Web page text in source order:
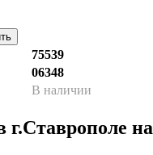
75539
06348
В наличии
на